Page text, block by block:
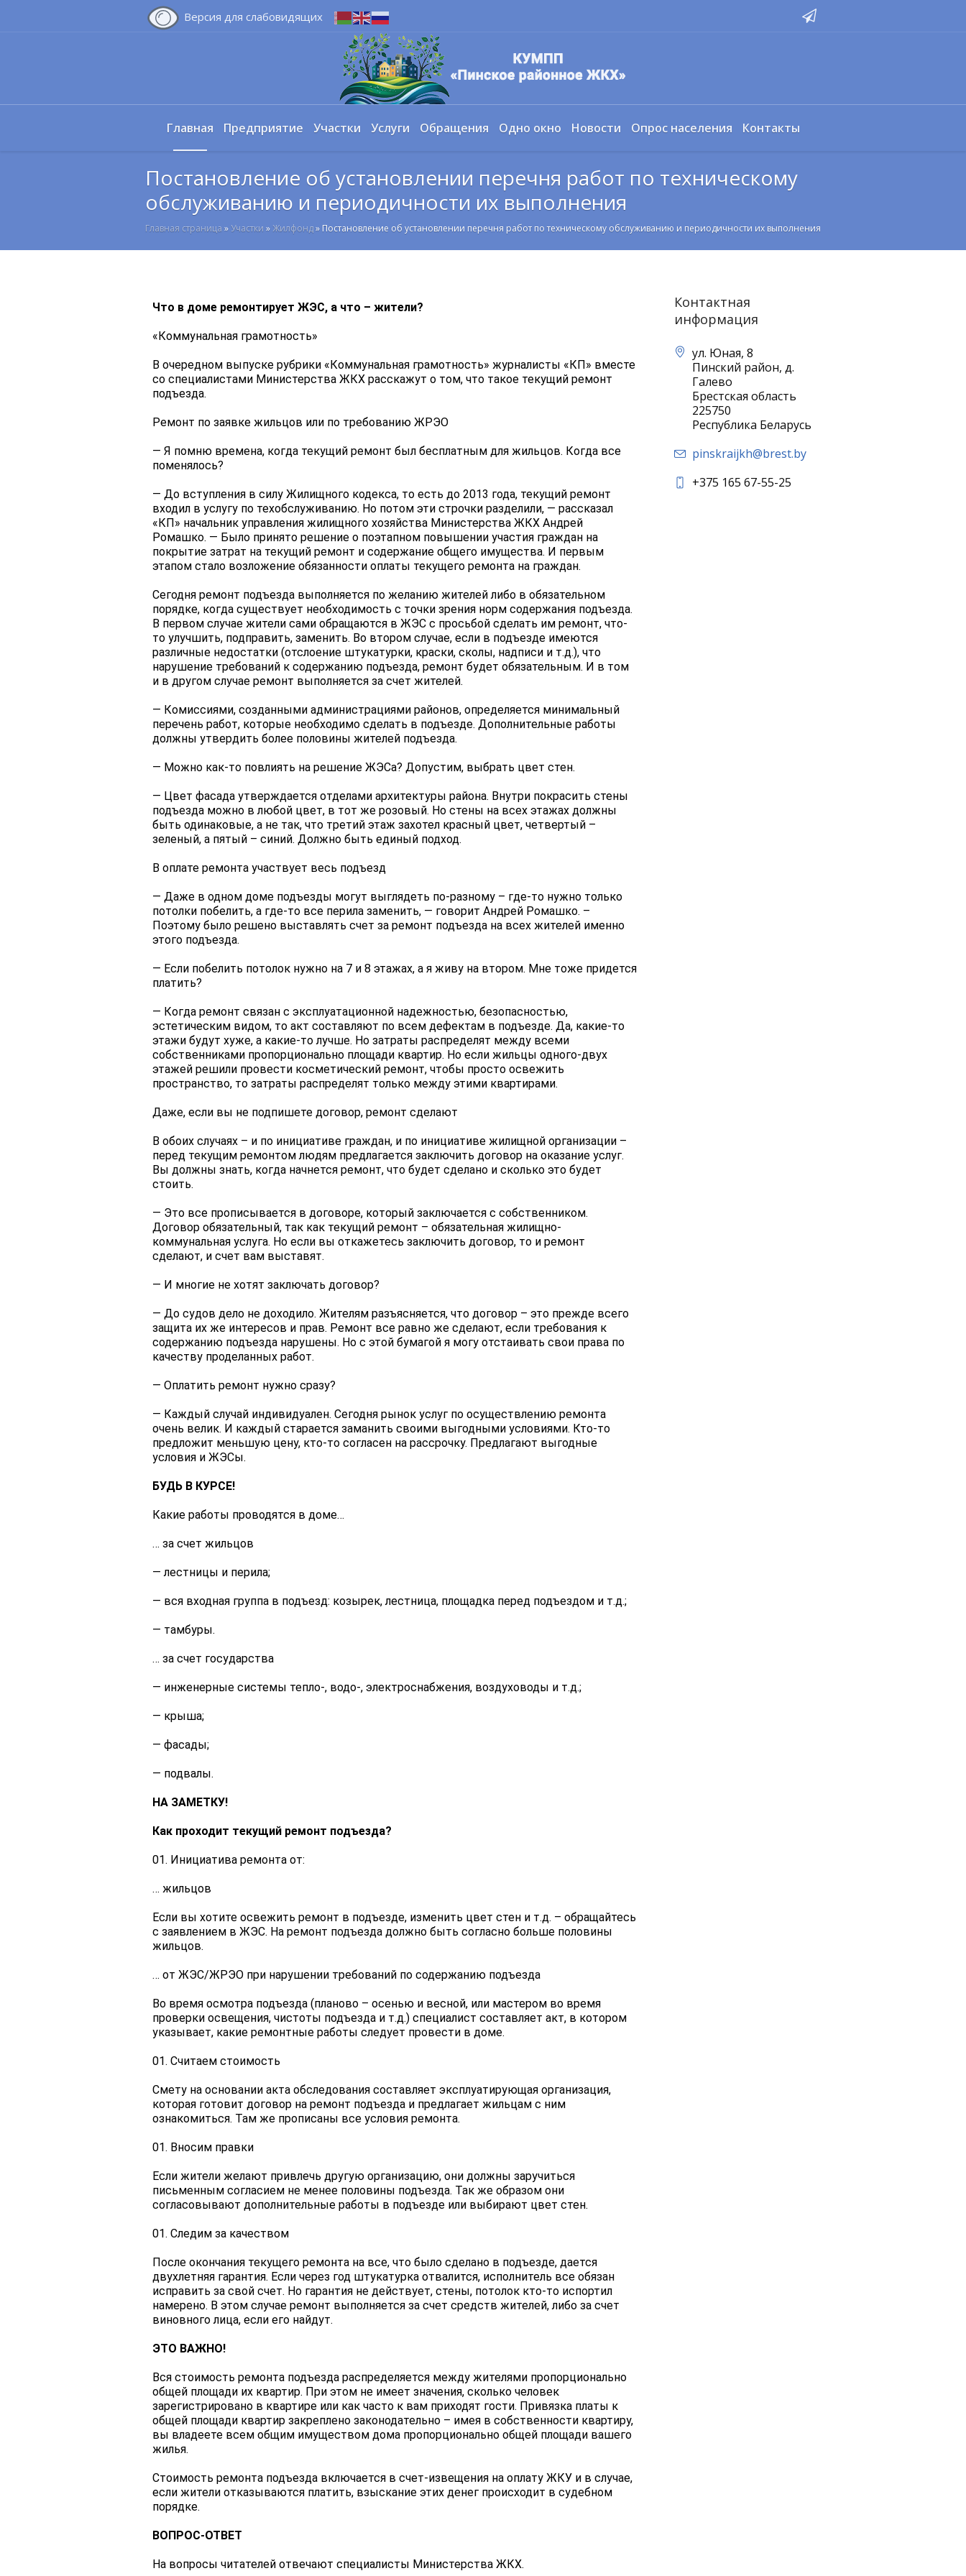
Версия для слабовидящих
Главная Предприятие Участки Услуги Обращения Одно окно Новости Опрос населения Контакты
Постановление об установлении перечня работ по техническому
обслуживанию и периодичности их выполнения
Главная страница » Участки »Жилфонд» Постановление об установлении перечня работ по техническому обслуживанию и периодичности их выполнения
Что в доме ремонтирует ЖЭС, а что – жители?
«Коммунальная грамотность»
В очередном выпуске рубрики «Коммунальная грамотность» журналисты «КП» вместе
со специалистами Министерства ЖКХ расскажут о том, что такое текущий ремонт
подъезда.
Ремонт по заявке жильцов или по требованию ЖРЭО
— Я помню времена, когда текущий ремонт был бесплатным для жильцов. Когда все
поменялось?
— До вступления в силу Жилищного кодекса, то есть до 2013 года, текущий ремонт
входил в услугу по техобслуживанию. Но потом эти строчки разделили, — рассказал
«КП» начальник управления жилищного хозяйства Министерства ЖКХ Андрей
Ромашко. — Было принято решение о поэтапном повышении участия граждан на
покрытие затрат на текущий ремонт и содержание общего имущества. И первым
этапом стало возложение обязанности оплаты текущего ремонта на граждан.
Сегодня ремонт подъезда выполняется по желанию жителей либо в обязательном
порядке, когда существует необходимость с точки зрения норм содержания подъезда.
В первом случае жители сами обращаются в ЖЭС с просьбой сделать им ремонт, что-
то улучшить, подправить, заменить. Во втором случае, если в подъезде имеются
различные недостатки (отслоение штукатурки, краски, сколы, надписи и т.д.), что
нарушение требований к содержанию подъезда, ремонт будет обязательным. И в том
и в другом случае ремонт выполняется за счет жителей.
— Комиссиями, созданными администрациями районов, определяется минимальный
перечень работ, которые необходимо сделать в подъезде. Дополнительные работы
должны утвердить более половины жителей подъезда.
— Можно как-то повлиять на решение ЖЭСа? Допустим, выбрать цвет стен.
— Цвет фасада утверждается отделами архитектуры района. Внутри покрасить стены
подъезда можно в любой цвет, в тот же розовый. Но стены на всех этажах должны
быть одинаковые, а не так, что третий этаж захотел красный цвет, четвертый –
зеленый, а пятый – синий. Должно быть единый подход.
В оплате ремонта участвует весь подъезд
— Даже в одном доме подъезды могут выглядеть по-разному – где-то нужно только
потолки побелить, а где-то все перила заменить, — говорит Андрей Ромашко. –
Поэтому было решено выставлять счет за ремонт подъезда на всех жителей именно
этого подъезда.
— Если побелить потолок нужно на 7 и 8 этажах, а я живу на втором. Мне тоже придется
платить?
— Когда ремонт связан с эксплуатационной надежностью, безопасностью,
эстетическим видом, то акт составляют по всем дефектам в подъезде. Да, какие-то
этажи будут хуже, а какие-то лучше. Но затраты распределят между всеми
собственниками пропорционально площади квартир. Но если жильцы одного-двух
этажей решили провести косметический ремонт, чтобы просто освежить
пространство, то затраты распределят только между этими квартирами.
Даже, если вы не подпишете договор, ремонт сделают
В обоих случаях – и по инициативе граждан, и по инициативе жилищной организации –
перед текущим ремонтом людям предлагается заключить договор на оказание услуг.
Вы должны знать, когда начнется ремонт, что будет сделано и сколько это будет
стоить.
— Это все прописывается в договоре, который заключается с собственником.
Договор обязательный, так как текущий ремонт – обязательная жилищно-
коммунальная услуга. Но если вы откажетесь заключить договор, то и ремонт
сделают, и счет вам выставят.
— И многие не хотят заключать договор?
— До судов дело не доходило. Жителям разъясняется, что договор – это прежде всего
защита их же интересов и прав. Ремонт все равно же сделают, если требования к
содержанию подъезда нарушены. Но с этой бумагой я могу отстаивать свои права по
качеству проделанных работ.
— Оплатить ремонт нужно сразу?
— Каждый случай индивидуален. Сегодня рынок услуг по осуществлению ремонта
очень велик. И каждый старается заманить своими выгодными условиями. Кто-то
предложит меньшую цену, кто-то согласен на рассрочку. Предлагают выгодные
условия и ЖЭСы.
БУДЬ В КУРСЕ!
Какие работы проводятся в доме…
… за счет жильцов
— лестницы и перила;
— вся входная группа в подъезд: козырек, лестница, площадка перед подъездом и т.д.;
— тамбуры.
… за счет государства
— инженерные системы тепло-, водо-, электроснабжения, воздуховоды и т.д.;
— крыша;
— фасады;
— подвалы.
НА ЗАМЕТКУ!
Как проходит текущий ремонт подъезда?
Инициатива ремонта от:
… жильцов
Если вы хотите освежить ремонт в подъезде, изменить цвет стен и т.д. – обращайтесь
с заявлением в ЖЭС. На ремонт подъезда должно быть согласно больше половины
жильцов.
… от ЖЭС/ЖРЭО при нарушении требований по содержанию подъезда
Во время осмотра подъезда (планово – осенью и весной, или мастером во время
проверки освещения, чистоты подъезда и т.д.) специалист составляет акт, в котором
указывает, какие ремонтные работы следует провести в доме.
Считаем стоимость
Смету на основании акта обследования составляет эксплуатирующая организация,
которая готовит договор на ремонт подъезда и предлагает жильцам с ним
ознакомиться. Там же прописаны все условия ремонта.
Вносим правки
Если жители желают привлечь другую организацию, они должны заручиться
письменным согласием не менее половины подъезда. Так же образом они
согласовывают дополнительные работы в подъезде или выбирают цвет стен.
Следим за качеством
После окончания текущего ремонта на все, что было сделано в подъезде, дается
двухлетняя гарантия. Если через год штукатурка отвалится, исполнитель все обязан
исправить за свой счет. Но гарантия не действует, стены, потолок кто-то испортил
намерено. В этом случае ремонт выполняется за счет средств жителей, либо за счет
виновного лица, если его найдут.
ЭТО ВАЖНО!
Вся стоимость ремонта подъезда распределяется между жителями пропорционально
общей площади их квартир. При этом не имеет значения, сколько человек
зарегистрировано в квартире или как часто к вам приходят гости. Привязка платы к
общей площади квартир закреплено законодательно – имея в собственности квартиру,
вы владеете всем общим имуществом дома пропорционально общей площади вашего
жилья.
Стоимость ремонта подъезда включается в счет-извещения на оплату ЖКУ и в случае,
если жители отказываются платить, взыскание этих денег происходит в судебном
порядке.
ВОПРОС-ОТВЕТ
На вопросы читателей отвечают специалисты Министерства ЖКХ.
Контактная
информация
ул. Юная, 8
Пинский район, д.
Галево
Брестская область
225750
Республика Беларусь
pinskraijkh@brest.by
+375 165 67-55-25